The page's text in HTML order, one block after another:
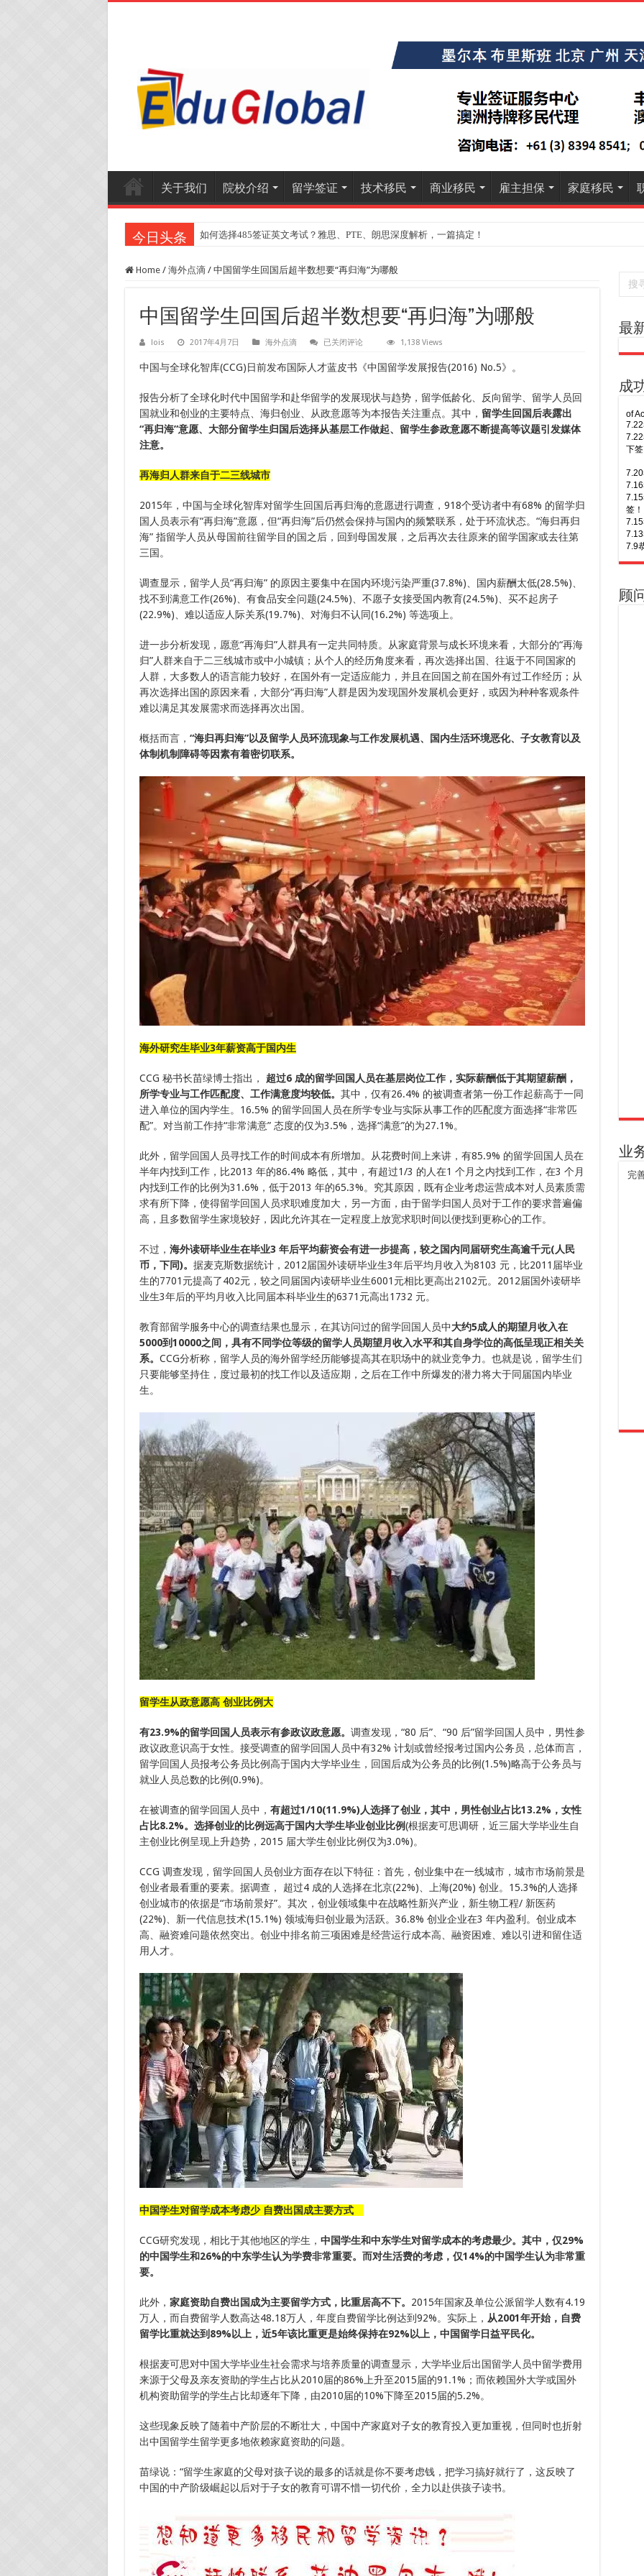
关于我们 院校介绍 留学签证 技术移民 商业移民 雇主担保 家庭移民
今日头条 如何选择485签证英文考试？雅思、PTE、朗思深度解析，一篇搞定！
2025年《澳洲金融评论报》大学排名出炉：一份关乎本地就业与声誉的择校指南
Home / 海外点滴 / 中国留学生回国后超半数想要“再归海”为哪般
中国留学生回国后超半数想要“再归海”为哪般
lois 2017年4月7日 海外点滴
中
留
学
回
后
超
海”
为
哪
般
已关闭评论 1,138 Views
中国与全球化智库(CCG)日前发布国际人才蓝皮书《中国留学发展报告(2016) No.5》。
报告分析了全球化时代中国留学和赴华留学的发展现状与趋势，留学低龄化、反向留学、留学人员回
国就业和创业的主要特点、海归创业、从政意愿等为本报告关注重点。其中， 留学生回国后表露出
“再归海”意愿、大部分留学生归国后选择从基层工作做起、留学生参政意愿不断提高等议题引发媒体
注意。
再海归人群来自于二三线城市
2015年，中国与全球化智库对留学生回国后再归海的意愿进行调查，918个受访者中有68% 的留学归
国人员表示有“再归海”意愿，但“再归海”后仍然会保持与国内的频繁联系，处于环流状态。“海归再归
海” 指留学人员从母国前往留学目的国之后，回到母国发展，之后再次去往原来的留学国家或去往第
三国。
调查显示，留学人员“再归海” 的原因主要集中在国内环境污染严重(37.8%)、国内薪酬太低(28.5%)、
找不到满意工作(26%)、有食品安全问题(24.5%)、不愿子女接受国内教育(24.5%)、买不起房子
(22.9%)、难以适应人际关系(19.7%)、对海归不认同(16.2%) 等选项上。
进一步分析发现，愿意“再海归”人群具有一定共同特质。从家庭背景与成长环境来看，大部分的“再海
归”人群来自于二三线城市或中小城镇；从个人的经历角度来看，再次选择出国、往返于不同国家的
人群，大多数人的语言能力较好，在国外有一定适应能力，并且在回国之前在国外有过工作经历；从
再次选择出国的原因来看，大部分“再归海”人群是因为发现国外发展机会更好，或因为种种客观条件
难以满足其发展需求而选择再次出国。
概括而言， “海归再归海”以及留学人员环流现象与工作发展机遇、国内生活环境恶化、子女教育以及
体制机制障碍等因素有着密切联系。
海外研究生毕业3年薪资高于国内生
CCG 秘书长苗绿博士指出， 超过6 成的留学回国人员在基层岗位工作，实际薪酬低于其期望薪酬，
所学专业与工作匹配度、工作满意度均较低。 其中，仅有26.4% 的被调查者第一份工作起薪高于一同
进入单位的国内学生。16.5% 的留学回国人员在所学专业与实际从事工作的匹配度方面选择“非常匹
配”。对当前工作持“非常满意” 态度的仅为3.5%，选择“满意”的为27.1%。
此外，留学回国人员寻找工作的时间成本有所增加。从花费时间上来讲，有85.9% 的留学回国人员在
半年内找到工作，比2013 年的86.4% 略低，其中，有超过1/3 的人在1 个月之内找到工作，在3 个月
内找到工作的比例为31.6%，低于2013 年的65.3%。究其原因，既有企业考虑运营成本对人员素质需
求有所下降，使得留学回国人员求职难度加大，另一方面，由于留学归国人员对于工作的要求普遍偏
高，且多数留学生家境较好，因此允许其在一定程度上放宽求职时间以便找到更称心的工作。
不过， 海外读研毕业生在毕业3 年后平均薪资会有进一步提高，较之国内同届研究生高逾千元(人民
币，下同)。 据麦克斯数据统计，2012届国外读研毕业生3年后平均月收入为8103 元，比2011届毕业
生的7701元提高了402元，较之同届国内读研毕业生6001元相比更高出2102元。2012届国外读研毕
业生3年后的平均月收入比同届本科毕业生的6371元高出1732 元。
教育部留学服务中心的调查结果也显示，在其访问过的留学回国人员中大约5成人的期望月收入在
5000到10000之间，具有不同学位等级的留学人员期望月收入水平和其自身学位的高低呈现正相关关
系。 CCG分析称，留学人员的海外留学经历能够提高其在职场中的就业竞争力。也就是说，留学生们
只要能够坚持住，度过最初的找工作以及适应期，之后在工作中所爆发的潜力将大于同届国内毕业
生。
留学生从政意愿高 创业比例大
有23.9%的留学回国人员表示有参政议政意愿。 调查发现，“80 后”、“90 后”留学回国人员中，男性参
政议政意识高于女性。接受调查的留学回国人员中有32% 计划或曾经报考过国内公务员，总体而言，
留学回国人员报考公务员比例高于国内大学毕业生，回国后成为公务员的比例(1.5%)略高于公务员与
就业人员总数的比例(0.9%)。
在被调查的留学回国人员中， 有超过1/10(11.9%)人选择了创业，其中，男性创业占比13.2%，女性
占比8.2%。选择创业的比例远高于国内大学生毕业创业比例(根据麦可思调研，近三届大学毕业生自
主创业比例呈现上升趋势，2015 届大学生创业比例仅为3.0%)。
CCG 调查发现，留学回国人员创业方面存在以下特征：首先，创业集中在一线城市，城市市场前景是
创业者最看重的要素。据调查， 超过4 成的人选择在北京(22%)、上海(20%) 创业。15.3%的人选择
创业城市的依据是“市场前景好”。其次，创业领域集中在战略性新兴产业，新生物工程/ 新医药
(22%)、新一代信息技术(15.1%) 领域海归创业最为活跃。36.8% 创业企业在3 年内盈利。创业成本
高、融资难问题依然突出。创业中排名前三项困难是经营运行成本高、融资困难、难以引进和留住适
用人才。
中国学生对留学成本考虑少 自费出国成主要方式
CCG研究发现，相比于其他地区的学生， 中国学生和中东学生对留学成本的考虑最少。其中，仅29%
的中国学生和26%的中东学生认为学费非常重要。而对生活费的考虑，仅14%的中国学生认为非常重
要。
此外， 家庭资助自费出国成为主要留学方式，比重居高不下。 2015年国家及单位公派留学人数有4.19
万人，而自费留学人数高达48.18万人，年度自费留学比例达到92%。实际上， 从2001年开始，自费
留学比重就达到89%以上，近5年该比重更是始终保持在92%以上，中国留学日益平民化。
根据麦可思对中国大学毕业生社会需求与培养质量的调查显示，大学毕业后出国留学人员中留学费用
来源于父母及亲友资助的学生占比从2010届的86%上升至2015届的91.1%；而依赖国外大学或国外
机构资助留学的学生占比却逐年下降，由2010届的10%下降至2015届的5.2%。
这些现象反映了随着中产阶层的不断壮大，中国中产家庭对子女的教育投入更加重视，但同时也折射
出中国留学生留学更多地依赖家庭资助的问题。
苗绿说：“留学生家庭的父母对孩子说的最多的话就是你不要考虑钱，把学习搞好就行了，这反映了
中国的中产阶级崛起以后对于子女的教育可谓不惜一切代价，全力以赴供孩子读书。
最
成
签！
7.9
7.9
7.8
多
7.7
三
of
7.1
次
顾
业
完